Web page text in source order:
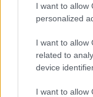
I want to allow
personalized
I want to allow
related to
device
I want to allow
Šīm 3
augusts
gatavs